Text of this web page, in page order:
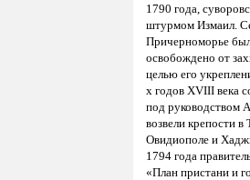
1790 года,
штурмом Измаил.
Причерноморье
освобождено от
целью его
х годов XVIII века
под руководством
возвели крепости в
Овидиополе и
1794 года
«План пристани и